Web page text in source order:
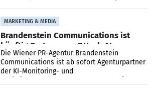
MARKETING & MEDIA
Brandenstein Communications ist
künftig Partner von OtterlyAI
Die Wiener PR-Agentur Brandenstein
Communications ist ab sofort Agenturpartner
der KI-Monitoring- und